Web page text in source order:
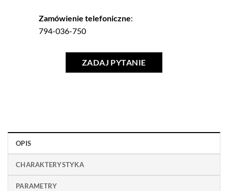
Zamówienie telefoniczne:
794-036-750
ZADAJ PYTANIE
OPIS
CHARAKTERYSTYKA
PARAMETRY